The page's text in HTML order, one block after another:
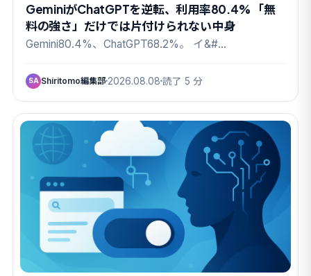
GeminiがChatGPTを逆転、利用率80.4% 「無
料の強さ」だけでは片付けられない中身
Gemini80.4%、ChatGPT68.2%。 イ&#…
SA Shiritomo編集部 2026.08.08 読了 5 分